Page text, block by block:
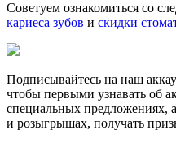
Советуем ознакомиться со
кариеса зубов и скидки
Подписывайтесь на наш
чтобы первыми узнавать об
специальных предложениях,
и розыгрышах, получать